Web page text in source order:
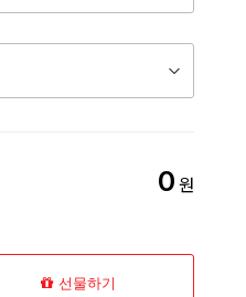
0 원
선물하기